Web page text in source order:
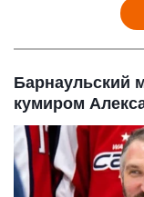
Барнаульский
кумиром